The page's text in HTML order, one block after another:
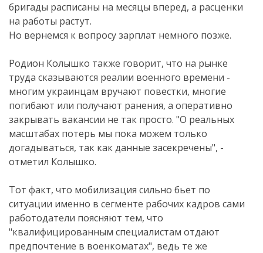
бригады расписаны на месяцы вперед, а расценки
на работы растут.
Но вернемся к вопросу зарплат немного позже.
Родион Колышко также говорит, что на рынке
труда сказываются реалии военного времени -
многим украинцам вручают повестки, многие
погибают или получают ранения, а оперативно
закрывать вакансии не так просто. "О реальных
масштабах потерь мы пока можем только
догадываться, так как данные засекречены", -
отметил Колышко.
Тот факт, что мобилизация сильно бьет по
ситуации именно в сегменте рабочих кадров сами
работодатели поясняют тем, что
"квалифицированным специалистам отдают
предпочтение в военкоматах", ведь те же